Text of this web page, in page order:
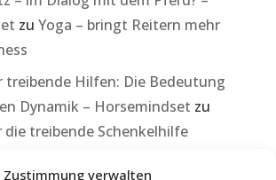
Zustimmung verwalten
zu Yoga – bringt Reitern mehr
treibende Hilfen: Die Bedeutung
Dynamik – Horsemindset zu
die treibende Schenkelhilfe